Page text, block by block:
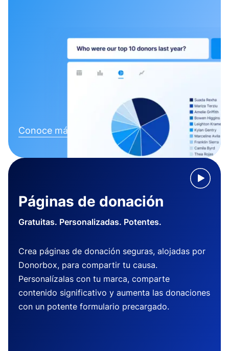
Conoce más
Páginas de donación
Gratuitas. Personalizadas. Potentes.
Crea páginas de donación seguras, alojadas por
Donorbox, para compartir tu causa.
Personalízalas con tu marca, comparte
contenido significativo y aumenta las donaciones
con un potente formulario precargado.